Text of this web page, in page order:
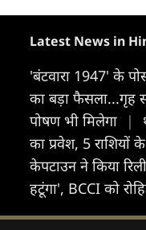
Latest News in
'बंटवारा 1947' के
का बड़ा फैसला...गृह
पोषण भी मिलेगा
|
का प्रवेश, 5 राशियों
केपटाउन ने किया
हटूंगा', BCCI को